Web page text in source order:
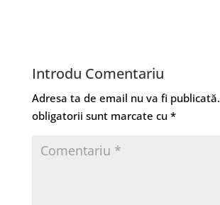
Introdu Comentariu
Adresa ta de email nu va fi publicată.
obligatorii sunt marcate cu *